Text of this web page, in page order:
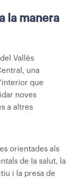
la manera
Vallès
una
que
noves
a altres
orientades als
de la salut, la
i la presa de